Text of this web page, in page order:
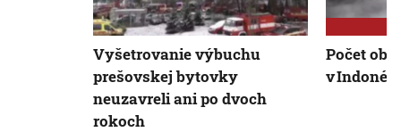
Vyšetrovanie výbuchu
prešovskej bytovky
neuzavreli ani po dvoch
rokoch
Počet
v